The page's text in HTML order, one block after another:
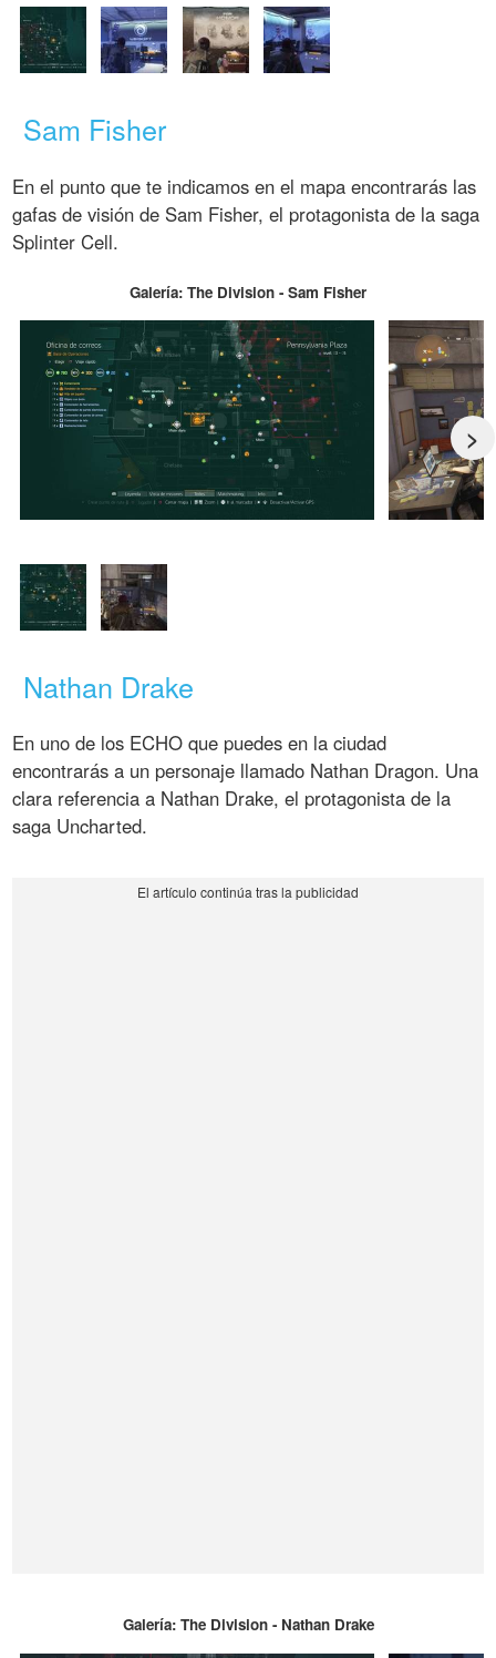
Sam Fisher
En el punto que te indicamos en el mapa encontrarás las
gafas de visión de Sam Fisher, el protagonista de la saga
Splinter Cell.
Galería: The Division - Sam Fisher
>
Nathan Drake
En uno de los ECHO que puedes en la ciudad
encontrarás a un personaje llamado Nathan Dragon. Una
clara referencia a Nathan Drake, el protagonista de la
saga Uncharted.
Galería: The Division - Nathan Drake